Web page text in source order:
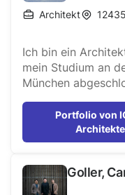
Architekt 12435
Ich bin ein
mein Studium an
München
das Raumlabor
Cheil
zusammen und
freiberufliche
bin ein
Oldtimer liebt.
Portfolio von
Goller,